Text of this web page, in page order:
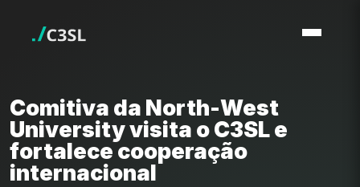
Comitiva da North-West
University visita o C3SL e
fortalece cooperação
internacional